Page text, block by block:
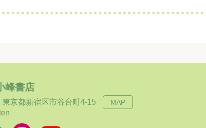
峰書店
東京都新宿区市谷台町4-15 MAP